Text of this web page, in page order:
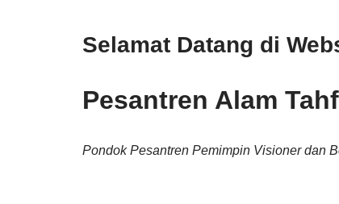
Selamat Datang di
Pesantren Alam
Pondok Pesantren Pemimpin Visioner dan